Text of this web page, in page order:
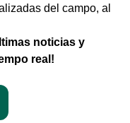
del campo, al
noticias y
real!